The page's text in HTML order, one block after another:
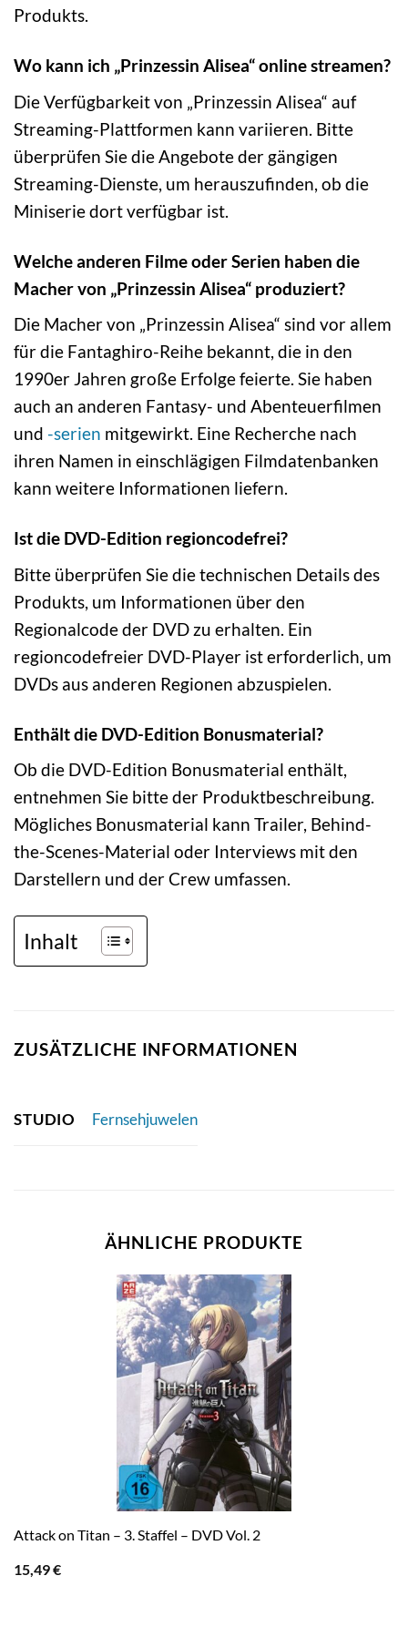
Produkts.
Wo kann ich „Prinzessin Alisea“ online streamen?
Die Verfügbarkeit von „Prinzessin Alisea“ auf
Streaming-Plattformen kann variieren. Bitte
überprüfen Sie die Angebote der gängigen
Streaming-Dienste, um herauszufinden, ob die
Miniserie dort verfügbar ist.
Welche anderen Filme oder Serien haben die
Macher von „Prinzessin Alisea“ produziert?
Die Macher von „Prinzessin Alisea“ sind vor allem
für die Fantaghiro-Reihe bekannt, die in den
1990er Jahren große Erfolge feierte. Sie haben
auch an anderen Fantasy- und Abenteuerfilmen
und -serien mitgewirkt. Eine Recherche nach
ihren Namen in einschlägigen Filmdatenbanken
kann weitere Informationen liefern.
Ist die DVD-Edition regioncodefrei?
Bitte überprüfen Sie die technischen Details des
Produkts, um Informationen über den
Regionalcode der DVD zu erhalten. Ein
regioncodefreier DVD-Player ist erforderlich, um
DVDs aus anderen Regionen abzuspielen.
Enthält die DVD-Edition Bonusmaterial?
Ob die DVD-Edition Bonusmaterial enthält,
entnehmen Sie bitte der Produktbeschreibung.
Mögliches Bonusmaterial kann Trailer, Behind-
the-Scenes-Material oder Interviews mit den
Darstellern und der Crew umfassen.
Inhalt
ZUSÄTZLICHE INFORMATIONEN
STUDIO Fernsehjuwelen
ÄHNLICHE PRODUKTE
Attack on Titan – 3. Staffel – DVD Vol. 2
15,49€